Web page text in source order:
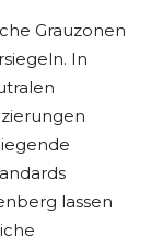
Grauzonen
In
lassen